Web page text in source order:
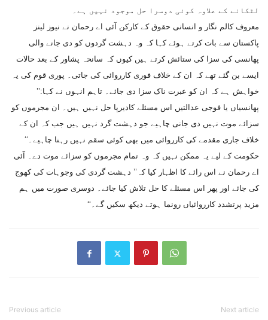
لٹکانے کے علاوہ کوئی دوسرا حل موجود نہیں ہے۔
معروف کالم نگار و انسانی حقوق کے کارکن آئی اے رحمان نے نیوز لینز
پاکستان سے بات کرتے ہوئے کہا کہ وہ دہشت گردوں کو دی جانے والی
پھانسی کی سزا کی ستائش کرتے ہیں کیوں کہ سانحہ پشاور کے بعد حالات
ایسے بن گئے تھے کہ ان کے خلاف فوری کارروائی کی جاتی۔ پوری قوم کی یہ
خواہش ہے کہ ان کو عبرت ناک سزا دی جائے۔ تاہم انہوں نے کہا:’’
پھانسیاں یا فوجی عدالتیں اس مسئلے کادیرپا حل نہیں ہیں۔ ان مجرموں کو
سزائے موت نہیں دی جانی چاہیے جو دہشت گرد نہیں ہیں جب کہ ان کے
خلاف جاری مقدمے کی کارروائی میں بھی کوئی سقم نہیں رہنا چاہیے۔‘‘
حکومت کے لیے یہ ممکن نہیں کہ وہ تمام مجرموں کو سزائے موت دے۔ آئی
اے رحمان نے اس رائے کا اظہار کیا کہ’’ دہشت گردی کی وجوہات کی کھوج
کی جائے اور پھر اس مسئلے کا حل تلاش کیا جائے۔ دوسری صورت میں ہم
مزید پرتشدد کارروائیاں رونما ہوتے دیکھ سکیں گے۔‘‘
Previous article Next article